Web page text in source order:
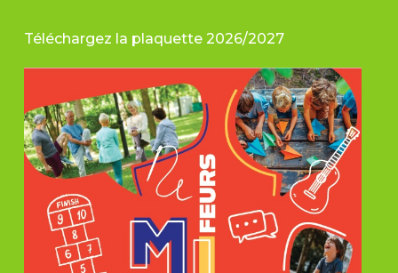
Téléchargez la plaquette 2026/2027